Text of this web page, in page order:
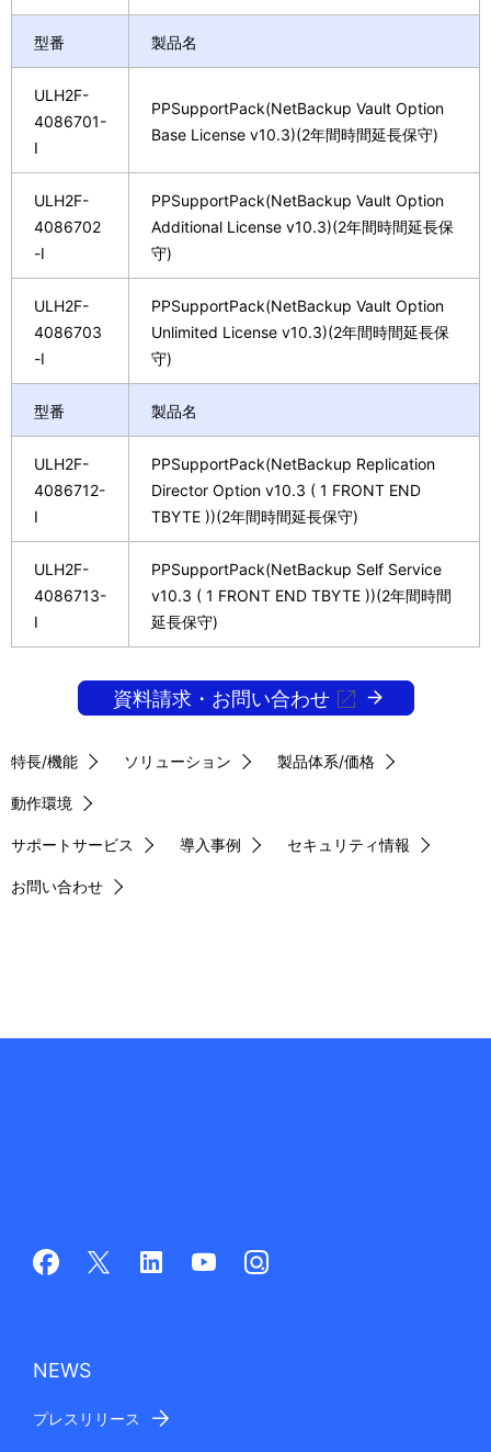
型番 製品名
ULH2F-
4086701-
I
PPSupportPack(NetBackup Vault Option
Base License v10.3)(2年間時間延長保守)
ULH2F-
4086702
-I
PPSupportPack(NetBackup Vault Option
Additional License v10.3)(2年間時間延長保
守)
ULH2F-
4086703
-I
PPSupportPack(NetBackup Vault Option
Unlimited License v10.3)(2年間時間延長保
守)
型番 製品名
ULH2F-
4086712-
I
PPSupportPack(NetBackup Replication
Director Option v10.3 ( 1 FRONT END
TBYTE ))(2年間時間延長保守)
ULH2F-
4086713-
I
PPSupportPack(NetBackup Self Service
v10.3 ( 1 FRONT END TBYTE ))(2年間時間
延長保守)
資料請求・お問い合わせ
特長/機能 ソリューション 製品体系/価格
動作環境
サポートサービス 導入事例 セキュリティ情報
お問い合わせ
NEWS
プレスリリース